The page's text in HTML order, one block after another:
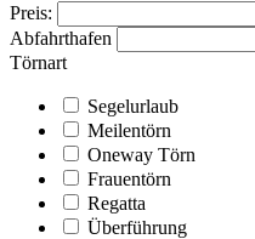
Preis:
Abfahrthafen
Törnart
Segelurlaub
Meilentörn
Oneway Törn
Frauentörn
Regatta
Überführung